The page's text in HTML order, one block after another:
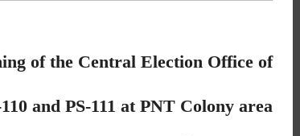
of the Central Election Office of
and PS-111 at PNT Colony area